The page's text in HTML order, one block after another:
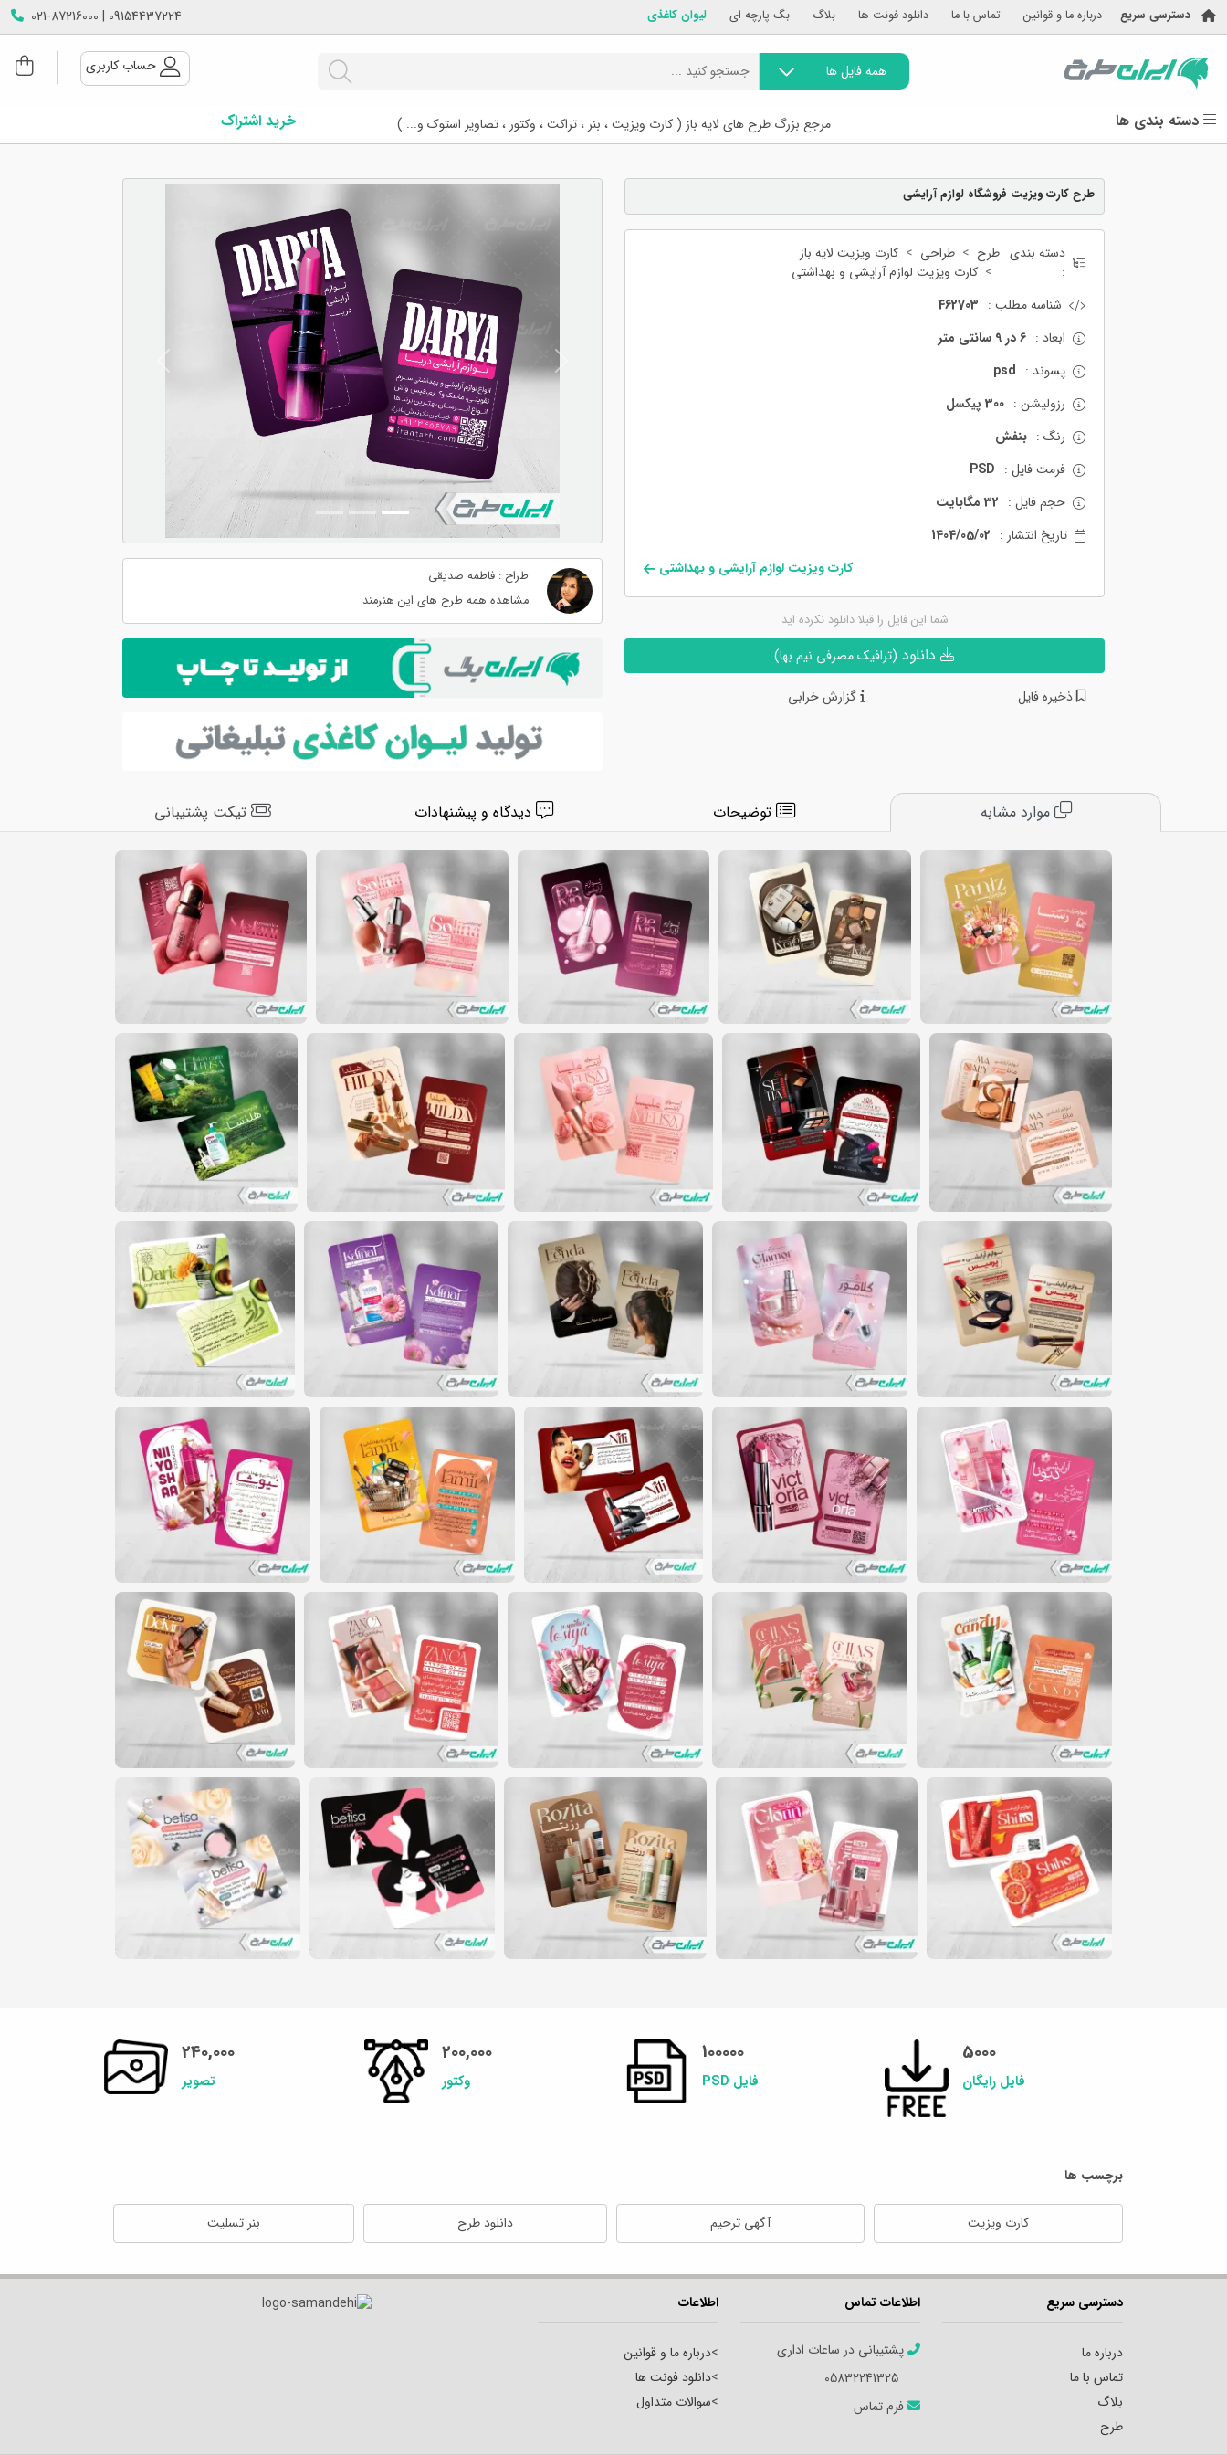
دسترسی سریع درباره ما و قوانین تماس با ما دانلود فونت ها بلاگ بگ پارچه ای لیوان کاغذی 09154437224 | 021-87216000
همه فایل ها حساب کاربری
دسته بندی ها مرجع بزرگ طرح های لایه باز ( کارت ویزیت ، بنر ، تراکت ، وکتور ، تصاویر استوک و... ) خرید اشتراک
طرح کارت ویزیت فروشگاه لوازم آرایشی
دسته بندی
:
طرح طراحی
کارت ویزیت لایه باز
کارت ویزیت لوازم آرایشی و بهداشتی
شناسه مطلب : 462703
ابعاد : 6 در 9 سانتی متر
پسوند : psd
رزولیشن : 300 پیکسل
رنگ : بنفش
فرمت فایل : PSD
حجم فایل : 32 مگابایت
تاریخ انتشار : 1404/05/02
کارت ویزیت لوازم آرایشی و بهداشتی
شما این فایل را قبلا دانلود نکرده اید
(ترافیک مصرفی نیم بها)
ذخیره فایل گزارش خرابی
Previous
طراح : فاطمه صدیقی
مشاهده همه طرح های این هنرمند
موارد مشابه تیکت پشتیبانی
5000
فایل رایگان
100000
فایل PSD
200,000
وکتور
240,000
تصویر
برچسب ها
کارت ویزیت آگهی ترحیم دانلود طرح بنر تسلیت
دسترسی سریع
درباره ما
تماس با ما
بلاگ
طرح
اطلاعات تماس
پشتیبانی در ساعات اداری
05832241325
فرم تماس
اطلاعات
>درباره ما و قوانین
>دانلود فونت ها
>سوالات متداول